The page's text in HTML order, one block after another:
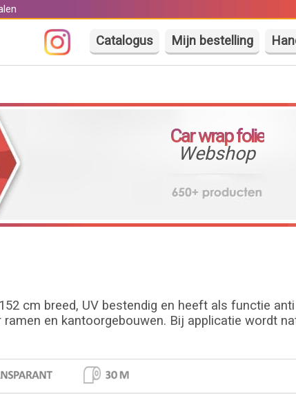
Catalogus Mijn bestelling
Car wrap folie
Webshop
cm breed, UV bestendig en heeft als functie
en kantoorgebouwen. Bij applicatie wordt